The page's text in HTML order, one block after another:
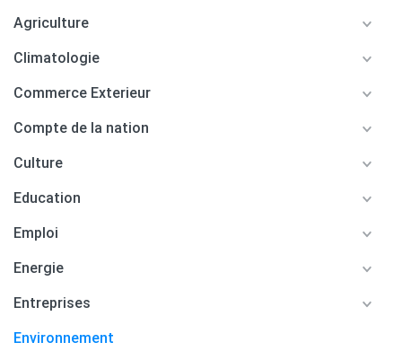
Agriculture
Climatologie
Commerce Exterieur
Compte de la nation
Culture
Education
Emploi
Energie
Entreprises
Environnement